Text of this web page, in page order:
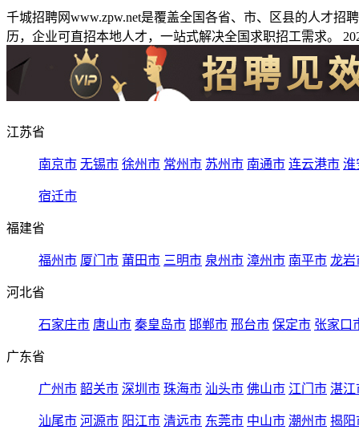
千城招聘网www.zpw.net是覆盖全国各省、市、区县的人才
历，企业可直招本地人才，一站式解决全国求职招工需求。
江苏省
南京市 无锡市 徐州市 常州市 苏州市 南通市 连云港市 淮
宿迁市
福建省
福州市 厦门市 莆田市 三明市 泉州市 漳州市 南平市 龙岩
河北省
石家庄市 唐山市 秦皇岛市 邯郸市 邢台市 保定市 张家口
广东省
广州市 韶关市 深圳市 珠海市 汕头市 佛山市 江门市 湛江
汕尾市 河源市 阳江市 清远市 东莞市 中山市 潮州市 揭阳